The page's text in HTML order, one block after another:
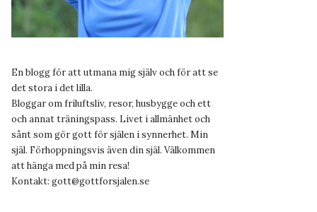
En blogg för att utmana mig själv och för att se
det stora i det lilla.
Bloggar om friluftsliv, resor, husbygge och ett
och annat träningspass. Livet i allmänhet och
sånt som gör gott för själen i synnerhet. Min
själ. Förhoppningsvis även din själ. Välkommen
att hänga med på min resa!
Kontakt: gott@gottforsjalen.se